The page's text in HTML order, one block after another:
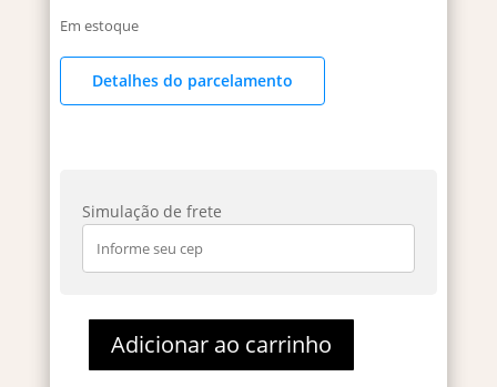
Em estoque
Detalhes do parcelamento
Simulação de frete
Adicionar ao carrinho